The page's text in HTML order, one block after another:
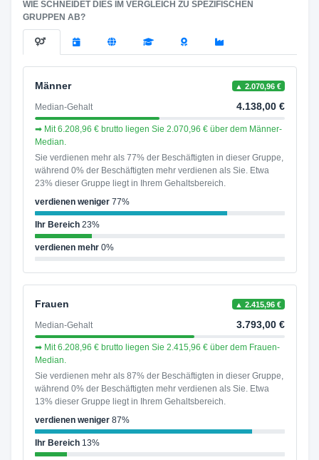
WIE SCHNEIDET DIES IM VERGLEICH ZU SPEZIFISCHEN
GRUPPEN AB?
Männer ▲ 2.070,96 €
Median-Gehalt 4.138,00 €
➡ Mit 6.208,96 € brutto liegen Sie 2.070,96 € über dem Männer-
Median.
Sie verdienen mehr als 77% der Beschäftigten in dieser Gruppe,
während 0% der Beschäftigten mehr verdienen als Sie. Etwa
23% dieser Gruppe liegt in Ihrem Gehaltsbereich.
verdienen weniger77%
Ihr Bereich23%
verdienen mehr0%
Frauen ▲ 2.415,96 €
Median-Gehalt 3.793,00 €
➡ Mit 6.208,96 € brutto liegen Sie 2.415,96 € über dem Frauen-
Median.
Sie verdienen mehr als 87% der Beschäftigten in dieser Gruppe,
während 0% der Beschäftigten mehr verdienen als Sie. Etwa
13% dieser Gruppe liegt in Ihrem Gehaltsbereich.
verdienen weniger87%
Ihr Bereich13%